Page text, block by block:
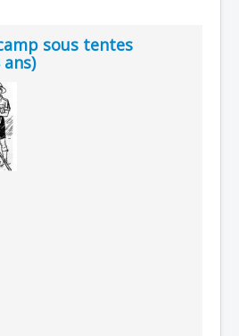
sous tentes
ans)